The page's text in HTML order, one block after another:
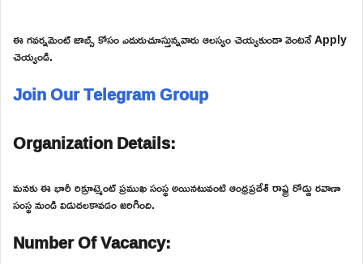
ఈ గవర్నమెంట్ జాబ్స్ కోసం ఎదురుచూస్తున్నవారు ఆలస్యం చెయ్యకుండా వెంటనే Apply
చెయ్యండి.
Join Our Telegram Group
Organization Details:
మనకు ఈ భారీ రిక్రూట్మెంట్ ప్రముఖ సంస్థ అయినటువంటి ఆంధ్రప్రదేశ్ రాష్ట్ర రోడ్డు రవాణా
సంస్థ నుండి విడుదలకావడం జరిగింది.
Number Of Vacancy: